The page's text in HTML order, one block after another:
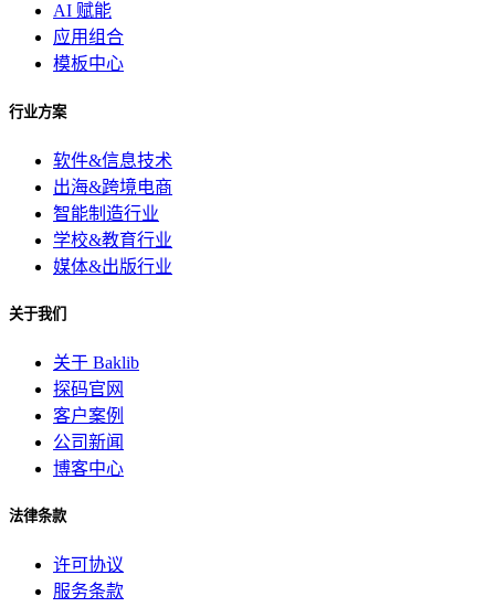
AI 赋能
应用组合
模板中心
行业方案
软件&信息技术
出海&跨境电商
智能制造行业
学校&教育行业
媒体&出版行业
关于我们
关于 Baklib
探码官网
客户案例
公司新闻
博客中心
法律条款
许可协议
服务条款